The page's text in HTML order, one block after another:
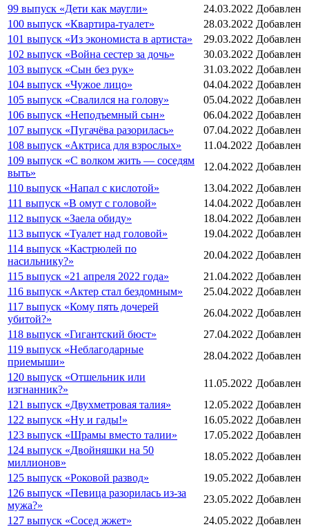
99 выпуск «Дети как маугли»
24.03.2022 Добавлен
100 выпуск «Квартира-туалет»
28.03.2022 Добавлен
101 выпуск «Из экономиста в артиста»
29.03.2022 Добавлен
102 выпуск «Война сестер за дочь»
30.03.2022 Добавлен
103 выпуск «Сын без рук»
31.03.2022 Добавлен
104 выпуск «Чужое лицо»
04.04.2022 Добавлен
105 выпуск «Свалился на голову»
05.04.2022 Добавлен
106 выпуск «Неподъемный сын»
06.04.2022 Добавлен
107 выпуск «Пугачёва разорилась»
07.04.2022 Добавлен
108 выпуск «Актриса для взрослых»
11.04.2022 Добавлен
109 выпуск «С волком жить — соседям
выть»
12.04.2022 Добавлен
110 выпуск «Напал с кислотой»
13.04.2022 Добавлен
111 выпуск «В омут с головой»
14.04.2022 Добавлен
112 выпуск «Заела обиду»
18.04.2022 Добавлен
113 выпуск «Туалет над головой»
19.04.2022 Добавлен
114 выпуск «Кастрюлей по
насильнику?»
20.04.2022 Добавлен
115 выпуск «21 апреля 2022 года»
21.04.2022 Добавлен
116 выпуск «Актер стал бездомным»
25.04.2022 Добавлен
117 выпуск «Кому пять дочерей
убитой?»
26.04.2022 Добавлен
118 выпуск «Гигантский бюст»
27.04.2022 Добавлен
119 выпуск «Неблагодарные
приемыши»
28.04.2022 Добавлен
120 выпуск «Отшельник или
изгнанник?»
11.05.2022 Добавлен
121 выпуск «Двухметровая талия»
12.05.2022 Добавлен
122 выпуск «Ну и гады!»
16.05.2022 Добавлен
123 выпуск «Шрамы вместо талии»
17.05.2022 Добавлен
124 выпуск «Двойняшки на 50
миллионов»
18.05.2022 Добавлен
125 выпуск «Роковой развод»
19.05.2022 Добавлен
126 выпуск «Певица разорилась из-за
мужа?»
23.05.2022 Добавлен
127 выпуск «Сосед жжет»
24.05.2022 Добавлен